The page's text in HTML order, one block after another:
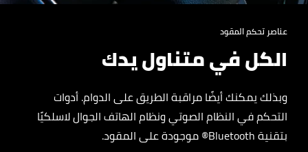
عناصر تحكم المقود
الكل في متناول يدك
وبذلك يمكنك أيضًا مراقبة الطريق على الدوام. أدوات
التحكم في النظام الصوتي ونظام الهاتف الجوال لاسلكيًا
بتقنية Bluetooth® موجودة على المقود.